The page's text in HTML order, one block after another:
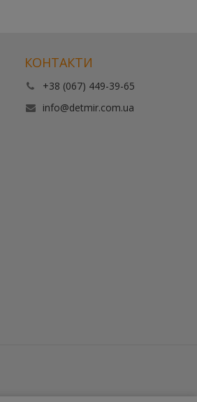
КОНТАКТИ
+38 (067) 449-39-65
info@detmir.com.ua